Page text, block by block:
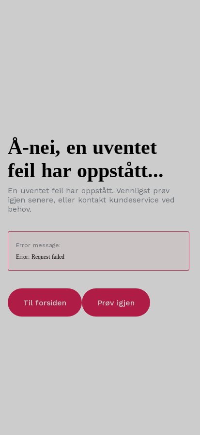
Å-nei, en uventet
feil har oppstått...
En uventet feil har oppstått. Vennligst prøv
igjen senere, eller kontakt kundeservice ved
behov.
Error message:
Error: Request failed
Til forsiden Prøv igjen